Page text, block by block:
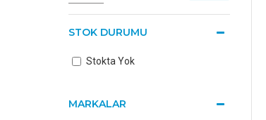
MARKALAR
STOK DURUMU
Stokta Yok